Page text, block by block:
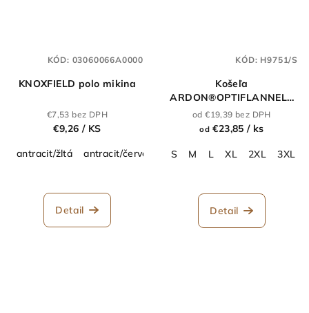
KNOXFIELD polo mikina
€7,53 bez DPH
€9,26 / KS
antracit/žltá
antracit/červená
Detail
KÓD: 03060066A0000
Košeľa
ARDON®OPTIFLANNELS
červená
od €19,39 bez DPH
od €23,85/ ks
S M L XL 2XL 3XL
Detail
KÓD: H9751/S